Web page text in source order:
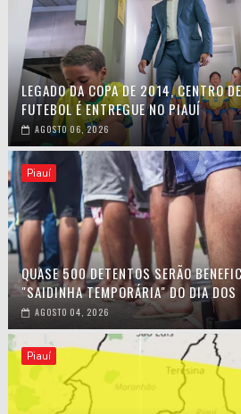
LEGADO DA COPA DE 2014, CENTRO
FUTEBOL É ENTREGUE NO PIAUÍ
AGOSTO 06, 2026
Piauí
QUASE 500 DETENTOS SERÃO
"SAIDINHA TEMPORÁRIA" DO DIA
AGOSTO 04, 2026
Piauí